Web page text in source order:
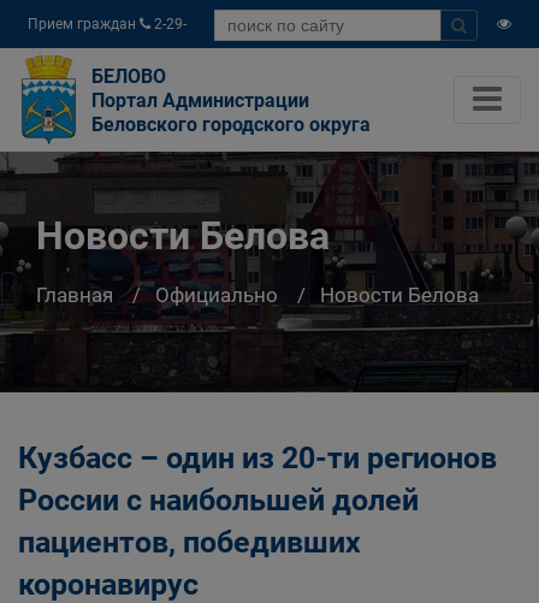
Прием граждан
2-29-
04
БЕЛОВО
Портал Администрации
Беловского городского округа
Новости Белова
Главная Официально Новости Белова
Кузбасс – один из 20-ти регионов
России с наибольшей долей
пациентов, победивших
коронавируc